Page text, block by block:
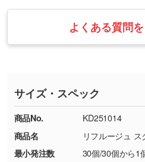
・1色印刷でグラデーショ
い
す。→詳しく見る
・コーポレートカラーを使
刷色にこだわりがある
DIC・PANTONEなどのカ
また、お選びいただいた
ない場合や仕上がりに影
タッフから別の色をご案
・お届け時に商品が損傷
・ご注文と異なる商品が
・印刷不良があった場合
※詳しくは「商品の良品基
ください。
【返品・交換ができない
・お客様の元で商品を加工
業日以内に担当スタッフ
いたします。
お急ぎの場合はお電話で
TEL：0422-29-9911 営業
18:00(土日祝日除く)
よくある質問
サイズ・スペック
商品No.
KD251014
商品名
リフルージュ
最小発注数
30個/30個から1